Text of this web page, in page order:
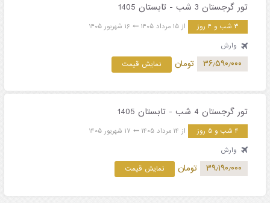
تور گرجستان 3 شب - تابستان 1405
۳ شب و ۴ روز از ۱۵ مرداد ۱۴۰۵
۱۶ شهریور ۱۴۰۵
وارش
۳۶٫۵۹۰٫۰۰۰ تومان نمایش قیمت
تور گرجستان 4 شب - تابستان 1405
۴ شب و ۵ روز از ۱۴ مرداد ۱۴۰۵
۱۷ شهریور ۱۴۰۵
وارش
۳۹٫۱۹۰٫۰۰۰ تومان نمایش قیمت